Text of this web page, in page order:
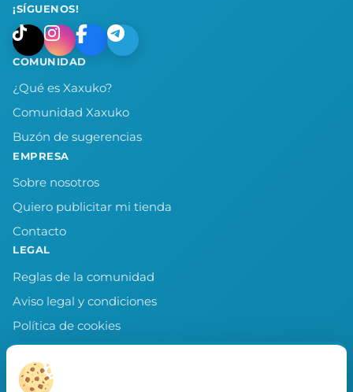
¡SÍGUENOS!
COMUNIDAD
¿Qué es Xaxuko?
Comunidad Xaxuko
Buzón de sugerencias
EMPRESA
Sobre nosotros
Quiero publicitar mi tienda
Contacto
LEGAL
Reglas de la comunidad
Aviso legal y condiciones
Política de cookies
Política de privacidad
Preferencias de cookies